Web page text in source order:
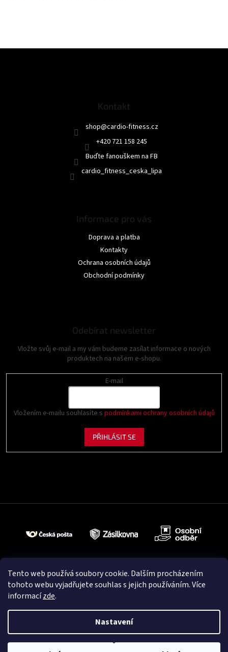
Tento web používá soubory cookie. Dalším procházením
tohoto webu vyjadřujete souhlas s jejich používáním. Více
informacízde.
Nastavení
Kontakt
shop@cardio-fitness.cz
+420 721 158 245
Buďte fanouškem na FB
cardio_fitness_ceska_lipa
Informace pro vás
Doprava a platba
Kontakty
Ochrana osobních údajů
Obchodní podmínky
Odebírat newsletter
Vložte svůj e-mail a my vám budeme zasílat informace o nových
produktech na našem e-shopu.
E-mail
Vložením e-mailu souhlasíte s podmínkami ochrany osobních údajů
PŘIHLÁSIT SE
Vytvořil Shoptet